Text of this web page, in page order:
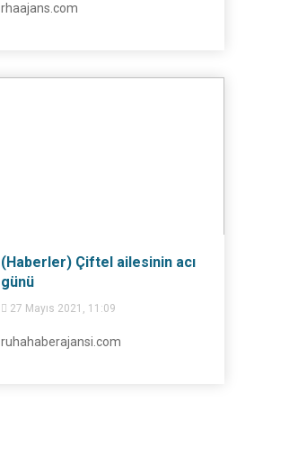
rhaajans.com
(Haberler) Çiftel ailesinin acı
günü
27 Mayıs 2021, 11:09
ruhahaberajansi.com